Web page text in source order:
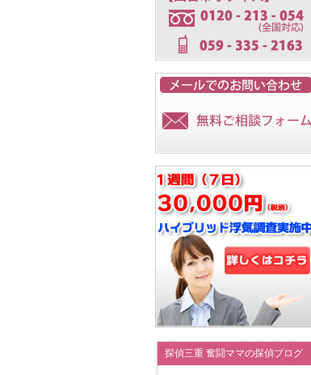
探偵三重 奮闘ママの探偵ブログ